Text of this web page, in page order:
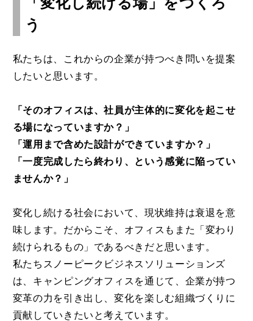
う
私たちは、これからの企業が持つべき問いを提案
したいと思います。
「そのオフィスは、社員が主体的に変化を起こせ
る場になっていますか？」
「運用まで含めた設計ができていますか？」
「一度完成したら終わり、という感覚に陥ってい
ませんか？」
変化し続ける社会において、現状維持は衰退を意
味します。だからこそ、オフィスもまた「変わり
続けられるもの」であるべきだと思います。
私たちスノーピークビジネスソリューションズ
は、キャンピングオフィスを通じて、企業が持つ
変革の力を引き出し、変化を楽しむ組織づくりに
貢献していきたいと考えています。